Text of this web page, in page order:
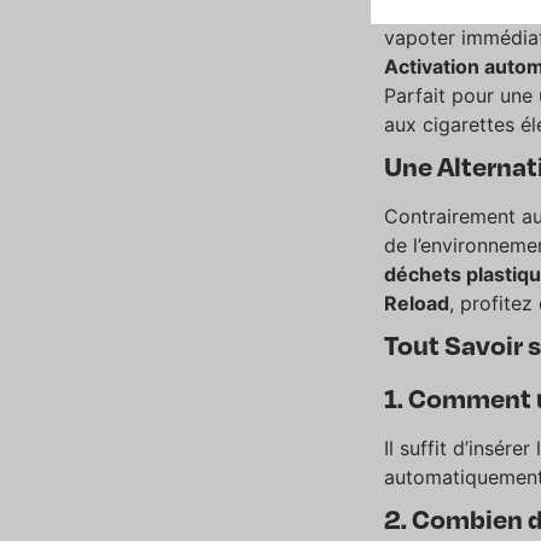
vapoter
Activation
Parfait pour
aux cigarettes
Une
Contrairement
de
déchets
Reload, profitez
Tout Savoir
1. Comment
Il suffit
2. Combien